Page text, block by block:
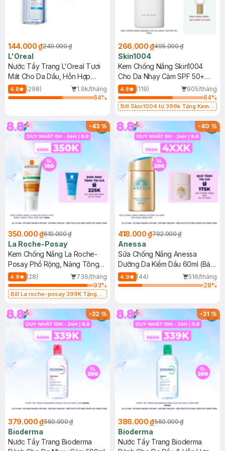
144.000 ₫249.000 ₫
L'Oreal
Nước Tẩy Trang L'Oreal Tươi
Mát Cho Da Dầu, Hỗn Hợp
400ml
4.8 (298)
1.9k/tháng
64%
266.000 ₫495.000 ₫
Skin1004
Kem Chống Nắng Skin1004
Cho Da Nhạy Cảm SPF 50+
50ml
4.8 (119)
905/tháng
64%
Bill Skin1004 từ 399k Tặng Kem
SPF 50+ 20ml (SL Có Hạn)
-43%
350.000 ₫610.000 ₫
La Roche-Posay
Kem Chống Nắng La Roche-
Posay Phổ Rộng, Nâng Tông
Kiềm Dầu 50ml
4.9 (28)
736/tháng
93%
Bill La roche-posay 399K Tặng
(SL có hạn)
-40%
418.000 ₫702.000 ₫
Anessa
Sữa Chống Nắng Anessa
Dưỡng Da Kiềm Dầu 60ml (Bản
Mới)
4.9 (44)
516/tháng
28%
-32%
379.000 ₫560.000 ₫
Bioderma
Nước Tẩy Trang Bioderma
-31%
386.000 ₫560.000 ₫
Bioderma
Nước Tẩy Trang Bioderma